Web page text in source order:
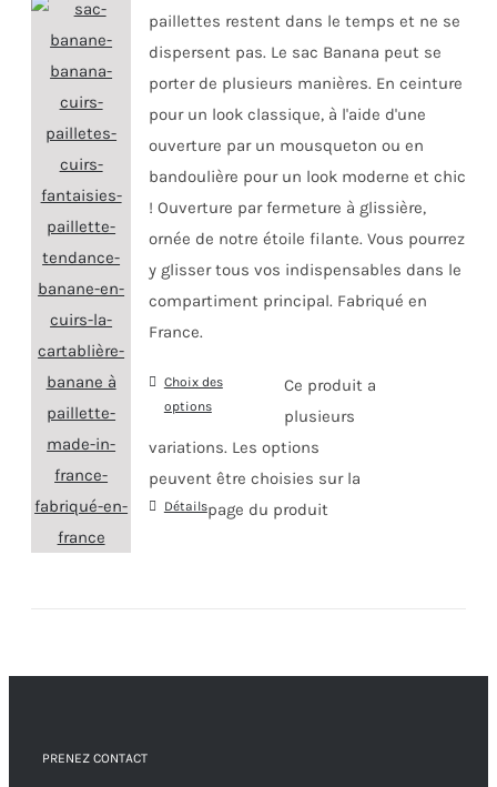
paillettes restent dans le temps et ne se
dispersent pas. Le sac Banana peut se
porter de plusieurs manières. En ceinture
pour un look classique, à l'aide d'une
ouverture par un mousqueton ou en
bandoulière pour un look moderne et chic
! Ouverture par fermeture à glissière,
ornée de notre étoile filante. Vous pourrez
y glisser tous vos indispensables dans le
compartiment principal. Fabriqué en
France.
Choix des
options
Ce produit a
plusieurs
variations. Les options
peuvent être choisies sur la
page du produit
Détails
PRENEZ CONTACT